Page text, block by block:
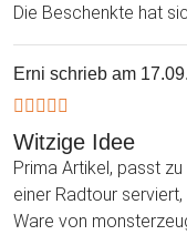
Die Beschenkte hat
Erni schrieb am
Witzige Idee
Prima Artikel, passt
einer Radtour
Ware von